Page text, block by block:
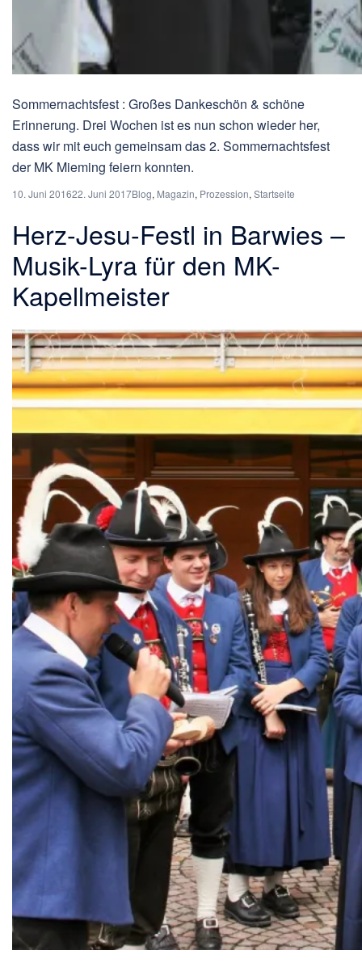
Sommernachtsfest : Großes Dankeschön & schöne
Erinnerung. Drei Wochen ist es nun schon wieder her,
dass wir mit euch gemeinsam das 2. Sommernachtsfest
der MK Mieming feiern konnten.
10. Juni 201622. Juni 2017Blog, Magazin, Prozession, Startseite
Herz-Jesu-Festl in Barwies –
Musik-Lyra für den MK-
Kapellmeister